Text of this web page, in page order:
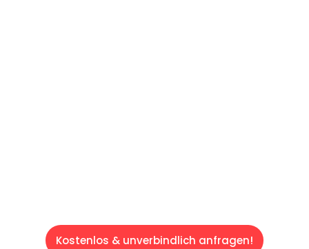
Kostenlos & unverbindlich anfragen!